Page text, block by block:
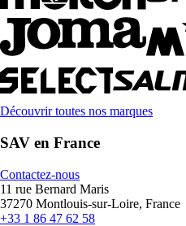
Découvrir toutes nos marques
SAV en France
Contactez-nous
11 rue Bernard Maris
37270 Montlouis-sur-Loire, France
+33 1 86 47 62 58